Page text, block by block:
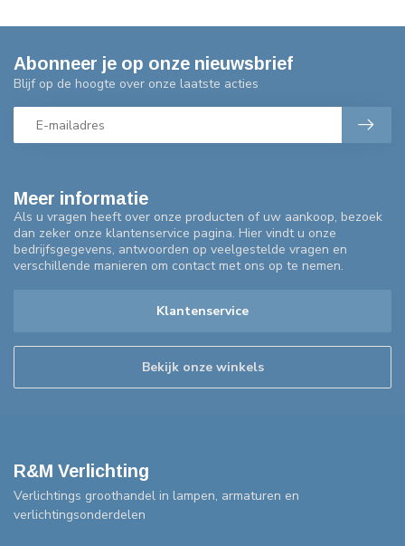
Meer informatie
Als u vragen heeft over onze producten of uw aankoop, bezoek
dan zeker onze klantenservice pagina. Hier vindt u onze
bedrijfsgegevens, antwoorden op veelgestelde vragen en
verschillende manieren om contact met ons op te nemen.
Klantenservice
Bekijk onze winkels
Abonneer je op onze nieuwsbrief
Blijf op de hoogte over onze laatste acties
R&M Verlichting
Verlichtings groothandel in lampen, armaturen en
verlichtingsonderdelen